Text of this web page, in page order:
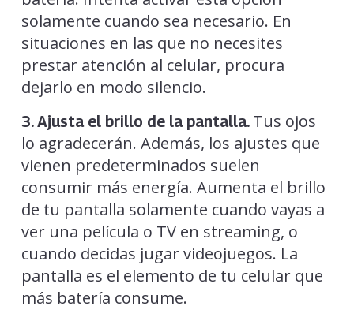
solamente cuando sea necesario. En
situaciones en las que no necesites
prestar atención al celular, procura
dejarlo en modo silencio.
3. Ajusta el brillo de la pantalla. Tus ojos
lo agradecerán. Además, los ajustes que
vienen predeterminados suelen
consumir más energía. Aumenta el brillo
de tu pantalla solamente cuando vayas a
ver una película o TV en streaming, o
cuando decidas jugar videojuegos. La
pantalla es el elemento de tu celular que
más batería consume.